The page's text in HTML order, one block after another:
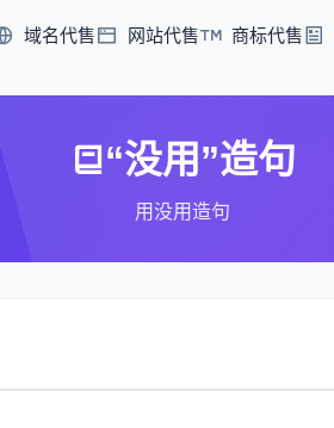
域名代售 网站代售 商标代售
“没用”造句
用没用造句